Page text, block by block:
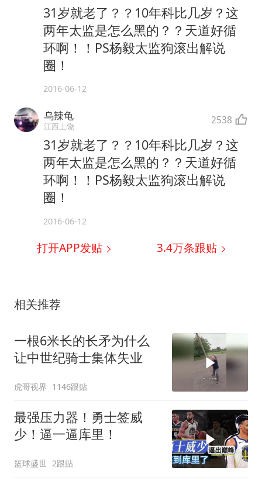
31岁就老了？？10年科比几岁？这
两年太监是怎么黑的？？天道好循
环啊！！PS杨毅太监狗滚出解说
圈！
2016-06-12
乌辣龟
江西上饶 2538
31岁就老了？？10年科比几岁？这
两年太监是怎么黑的？？天道好循
环啊！！PS杨毅太监狗滚出解说
圈！
2016-06-12
打开APP发贴 3.4万条跟贴
相关推荐
一根6米长的长矛为什么
让中世纪骑士集体失业
虎哥视界 1146跟贴
最强压力器！勇士签威
少！逼一逼库里！
篮球盛世 2跟贴